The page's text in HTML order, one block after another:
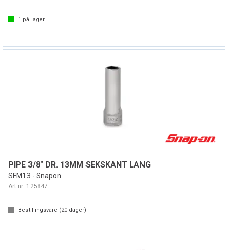
1 på lager
PIPE 3/8" DR. 13MM SEKSKANT LANG
SFM13 - Snapon
Art.nr: 125847
Bestillingsvare (20 dager)